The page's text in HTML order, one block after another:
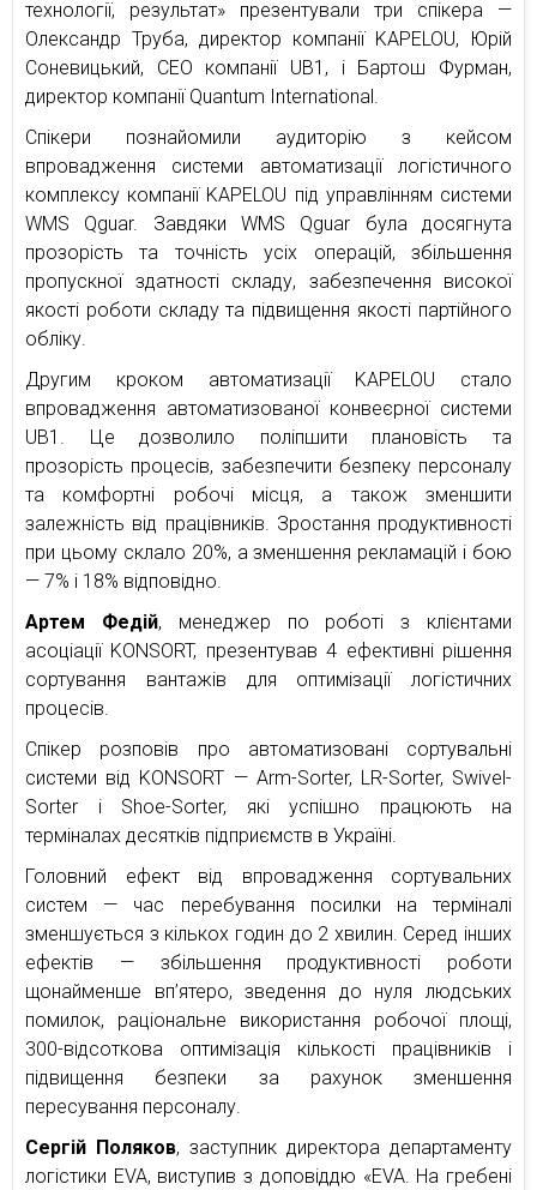
технології, результат» презентували три спікера —
Олександр Труба, директор компанії KAPELOU, Юрій
Соневицький, CEO компанії UB1, і Бартош Фурман,
директор компанії Quantum International.
Спікери познайомили аудиторію з кейсом
впровадження системи автоматизації логістичного
комплексу компанії KAPELOU під управлінням системи
WMS Qguar. Завдяки WMS Qguar була досягнута
прозорість та точність усіх операцій, збільшення
пропускної здатності складу, забезпечення високої
якості роботи складу та підвищення якості партійного
обліку.
Другим кроком автоматизації KAPELOU стало
впровадження автоматизованої конвеєрної системи
UB1. Це дозволило поліпшити плановість та
прозорість процесів, забезпечити безпеку персоналу
та комфортні робочі місця, а також зменшити
залежність від працівників. Зростання продуктивності
при цьому склало 20%, а зменшення рекламацій і бою
— 7% і 18% відповідно.
Артем Федій, менеджер по роботі з клієнтами
асоціації KONSORT, презентував 4 ефективні рішення
сортування вантажів для оптимізації логістичних
процесів.
Спікер розповів про автоматизовані сортувальні
системи від KONSORT — Arm-Sorter, LR-Sorter, Swivel-
Sorter і Shoe-Sorter, які успішно працюють на
терміналах десятків підприємств в Україні.
Головний ефект від впровадження сортувальних
систем — час перебування посилки на терміналі
зменшується з кількох годин до 2 хвилин. Серед інших
ефектів — збільшення продуктивності роботи
щонайменше вп’ятеро, зведення до нуля людських
помилок, раціональне використання робочої площі,
300-відсоткова оптимізація кількості працівників і
підвищення безпеки за рахунок зменшення
пересування персоналу.
Сергій Поляков, заступник директора департаменту
логістики EVA, виступив з доповіддю «EVA. На гребені